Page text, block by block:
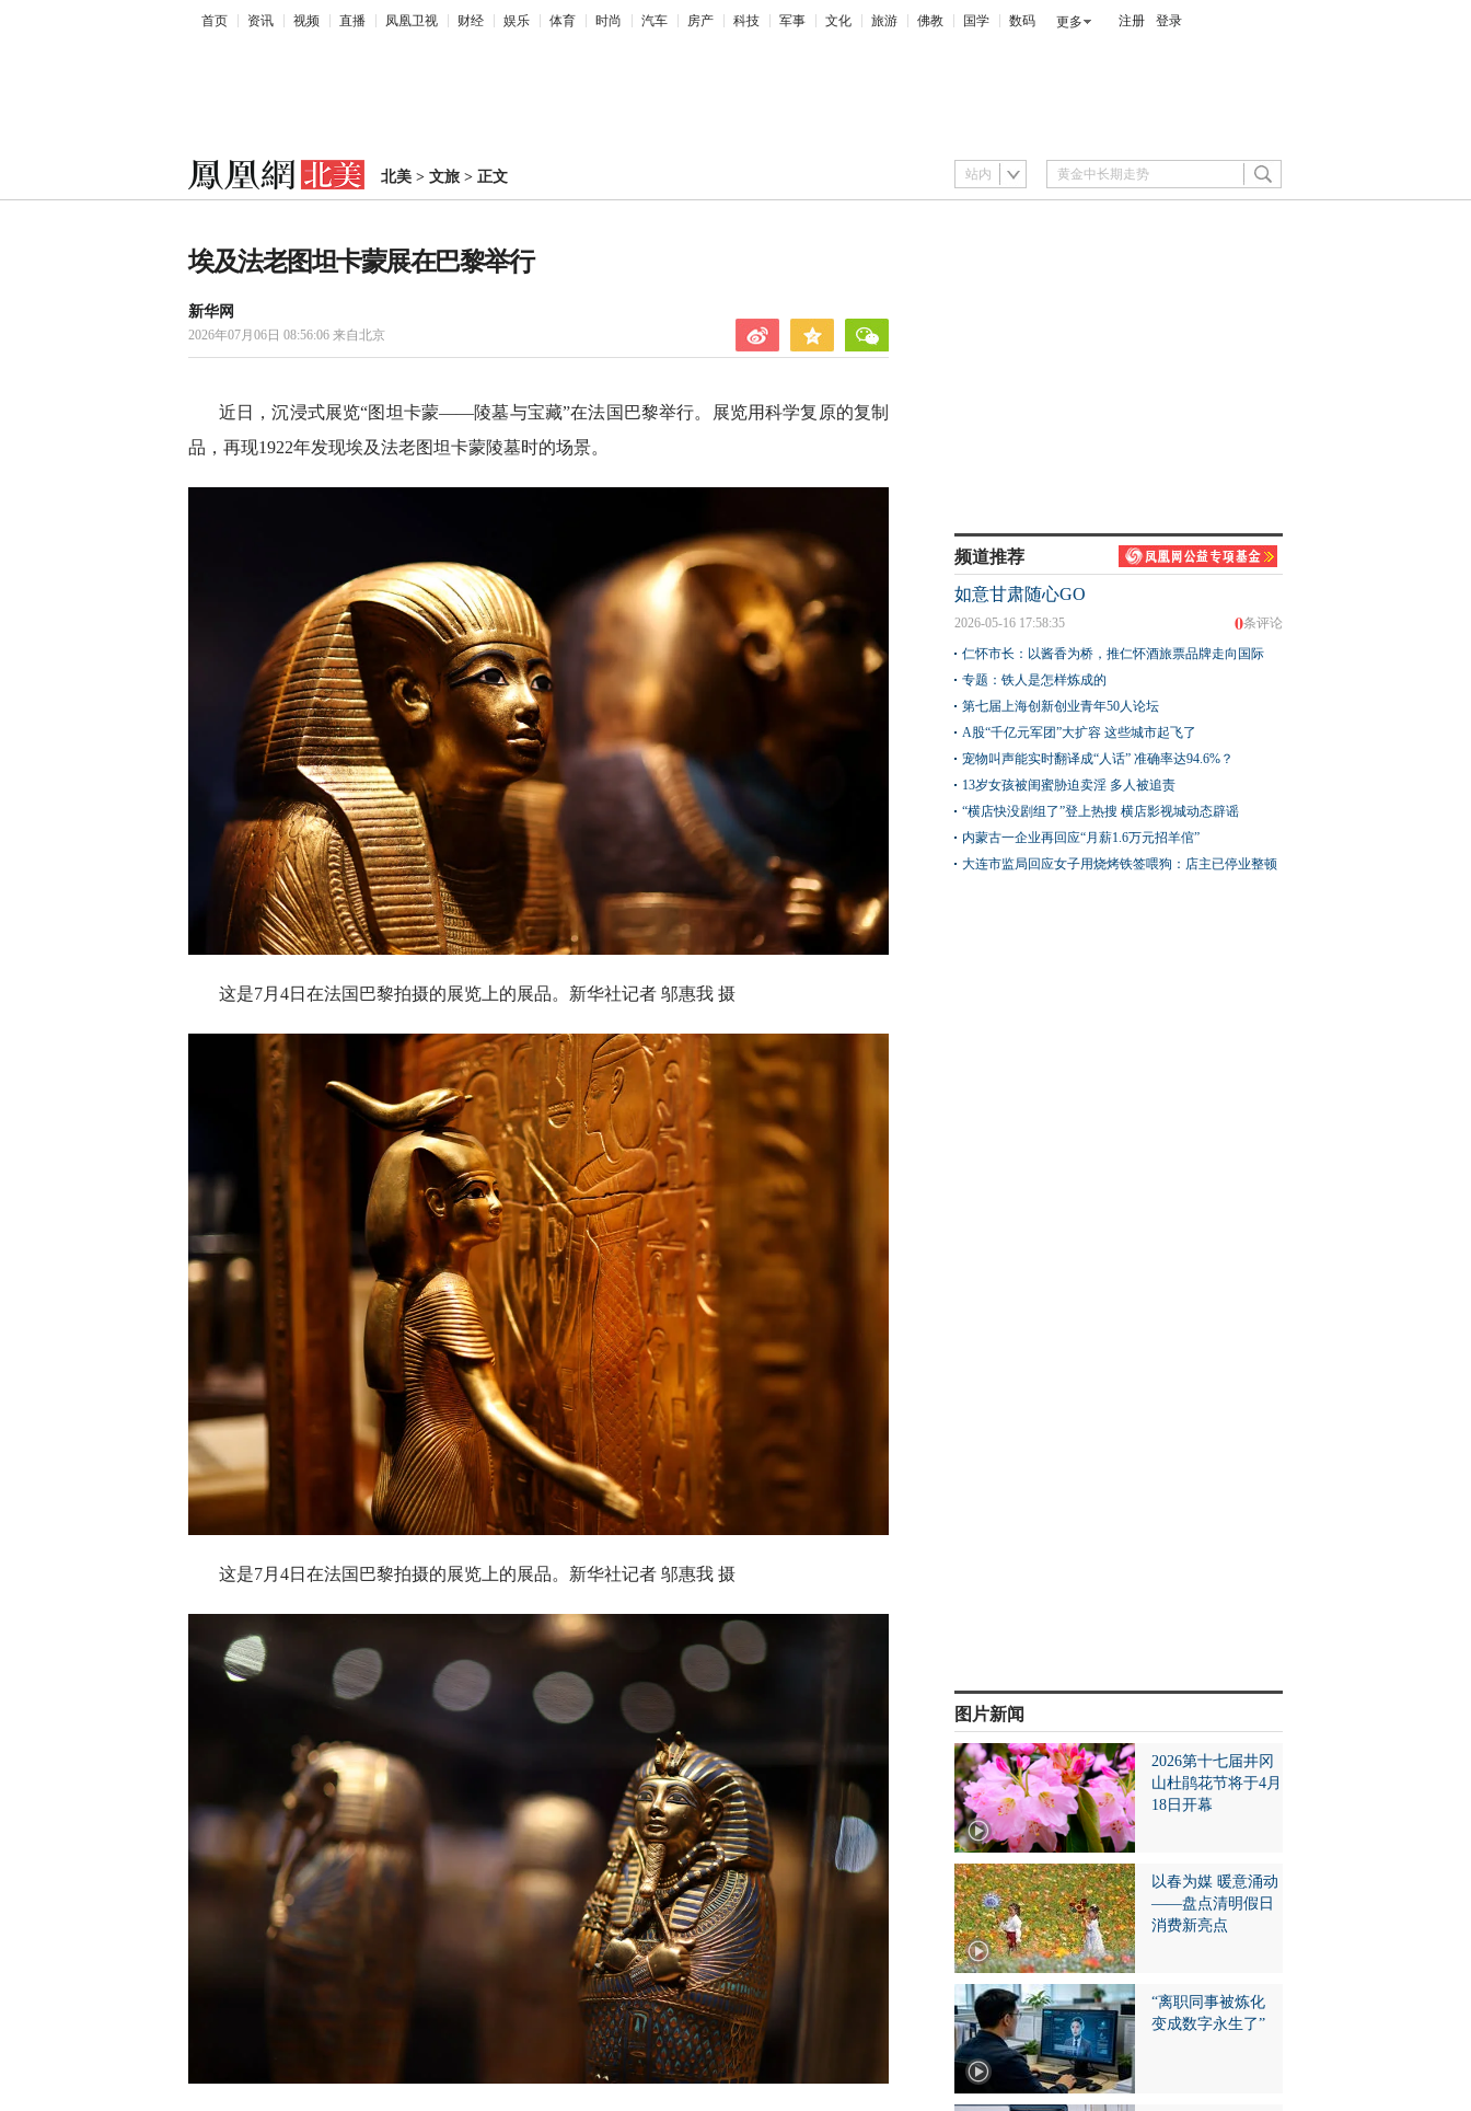
首页 资讯 视频 直播 凤凰卫视 财经 娱乐 体育 时尚 汽车 房产 科技 军事 文化 旅游 佛教 国学 数码 更多 注册 登录
北美 > 文旅 > 正文 站内
埃及法老图坦卡蒙展在巴黎举行
新华网
2026年07月06日 08:56:06 来自北京
近日，沉浸式展览“图坦卡蒙——陵墓与宝藏”在法国巴黎举行。展览用科学复原的复制
品，再现1922年发现埃及法老图坦卡蒙陵墓时的场景。
这是7月4日在法国巴黎拍摄的展览上的展品。新华社记者 邬惠我 摄
这是7月4日在法国巴黎拍摄的展览上的展品。新华社记者 邬惠我 摄
频道推荐
如意甘肃随心GO
0条评论
2026-05-16 17:58:35
仁怀市长：以酱香为桥，推仁怀酒旅票品牌走向国际
专题：铁人是怎样炼成的
第七届上海创新创业青年50人论坛
A股“千亿元军团”大扩容 这些城市起飞了
宠物叫声能实时翻译成“人话” 准确率达94.6%？
13岁女孩被闺蜜胁迫卖淫 多人被追责
“横店快没剧组了”登上热搜 横店影视城动态辟谣
内蒙古一企业再回应“月薪1.6万元招羊倌”
大连市监局回应女子用烧烤铁签喂狗：店主已停业整顿
图片新闻
2026第十七届井冈
山杜鹃花节将于4月
18日开幕
以春为媒 暖意涌动
——盘点清明假日
消费新亮点
“离职同事被炼化
变成数字永生了”